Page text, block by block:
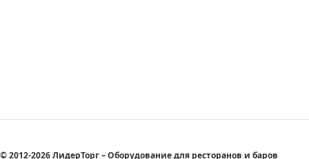
© 2012-2026 ЛидерТорг – Оборудование для ресторанов и баров